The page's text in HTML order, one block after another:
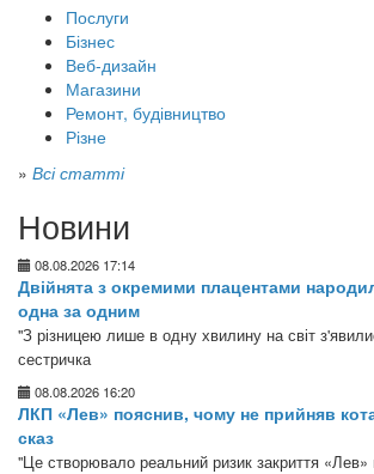
Послуги
Бізнес
Веб-дизайн
Магазини
Ремонт, будівництво
Різне
» Всі статті
Новини
08.08.2026 17:14
Двійнята з окремими плацентами
одна за одним
"З різницею лише в одну хвилину на світ
сестричка
08.08.2026 16:20
ЛКП «Лев» пояснив, чому не прийняв
сказ
"Це створювало реальний ризик закриття «Лев»